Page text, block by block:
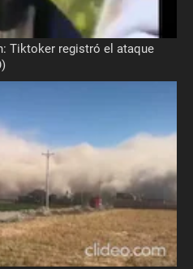
Tiktoker registró el ataque